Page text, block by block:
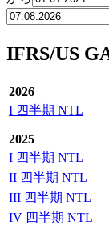
IFRS/US
2026
I 四半期 NTL
2025
I 四半期 NTL
II 四半期 NTL
III 四半期 NTL
IV 四半期 NTL